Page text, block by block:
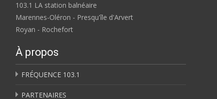
103.1 LA station balnéaire
Marennes-Oléron - Presqu'île d'Arvert
Royan - Rochefort
À propos
FRÉQUENCE 103.1
PARTENAIRES